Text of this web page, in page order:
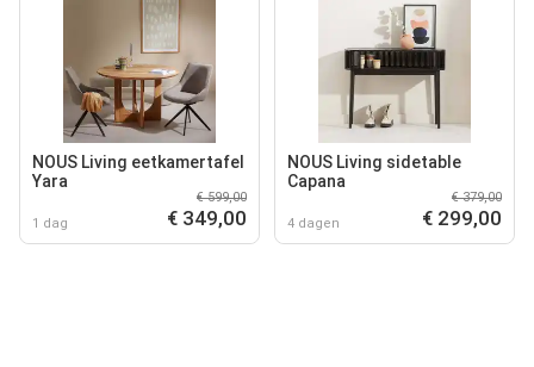
NOUS Living eetkamertafel
Yara
1 dag
€ 599,00
€ 349,00
NOUS Living sidetable
Capana
4 dagen
€ 379,00
€ 299,00